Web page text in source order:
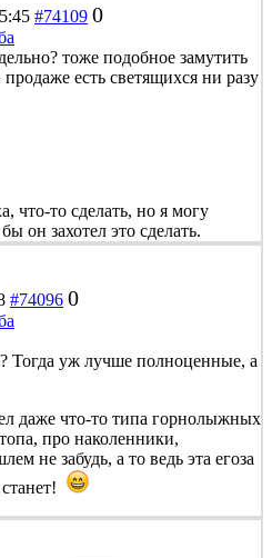
#74109 0
тоже подобное замутить
есть светящихся ни разу
что-то сделать, но я могу
он захотел это сделать.
#74096 0
Тогда уж лучше полноценные, а
даже что-то типа горнолыжных
про наколенники,
не забудь, а то ведь эта егоза